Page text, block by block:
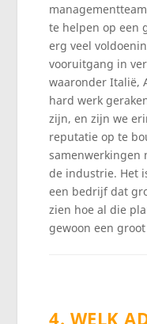
te helpen op een
erg veel
vooruitgang in
waaronder Italië,
hard werk
zijn, en zijn we
reputatie op te
samenwerkingen
de industrie. Het
een bedrijf dat
zien hoe al die
gewoon een
4. WELK